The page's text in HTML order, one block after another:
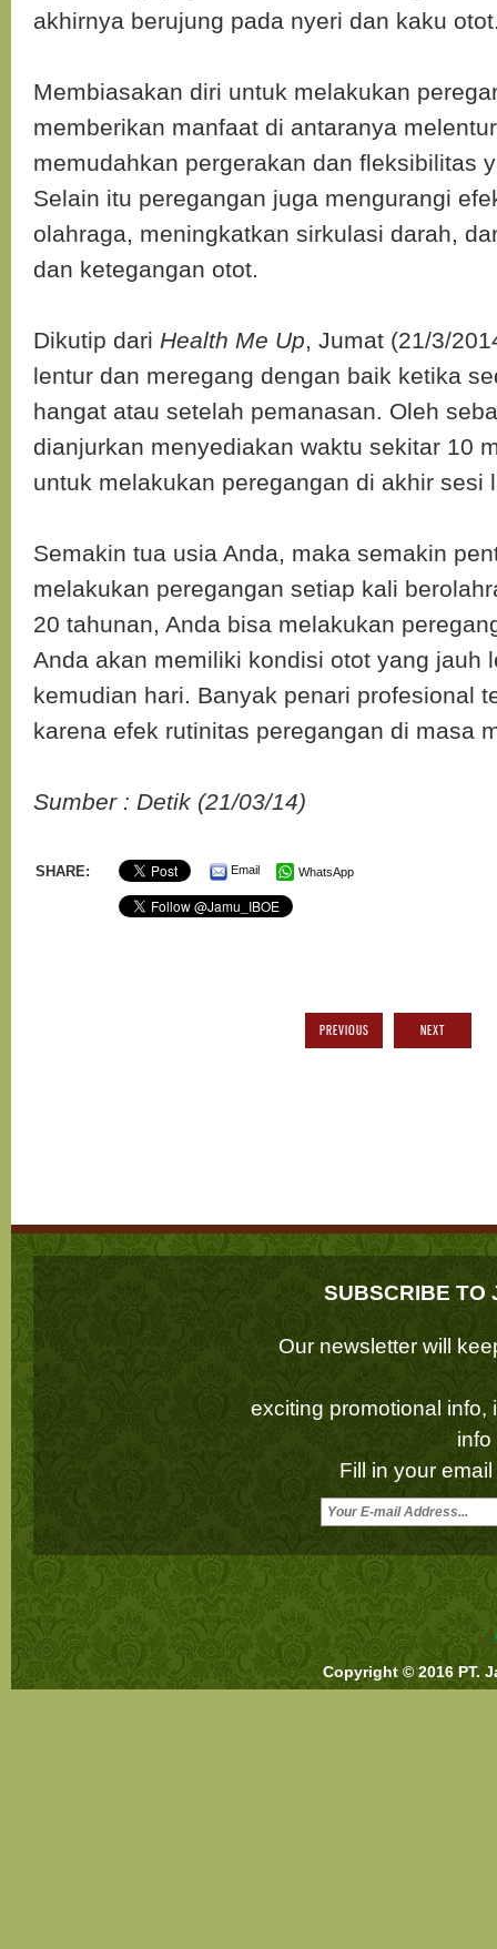
akhirnya berujung pada nyeri dan kaku
Membiasakan diri untuk melakukan
memberikan manfaat di antaranya
memudahkan pergerakan dan fleksibilitas
Selain itu peregangan juga mengurangi
olahraga, meningkatkan sirkulasi darah,
dan ketegangan otot.
Dikutip dari Health Me Up, Jumat (21/3/
lentur dan meregang dengan baik ketika
hangat atau setelah pemanasan. Oleh
dianjurkan menyediakan waktu sekitar 10
untuk melakukan peregangan di akhir sesi
Semakin tua usia Anda, maka semakin
melakukan peregangan setiap kali
20 tahunan, Anda bisa melakukan
Anda akan memiliki kondisi otot yang jauh
kemudian hari. Banyak penari profesional
karena efek rutinitas peregangan di masa
Sumber : Detik (21/03/14)
SHARE: Email WhatsApp
PREVIOUS NEXT
SUBSCRIBE TO
Our newsletter will
exciting promotional info,
info
Fill in your
Copyright © 2016 PT.